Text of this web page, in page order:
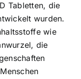
Tabletten, die
wurden.
wie
die